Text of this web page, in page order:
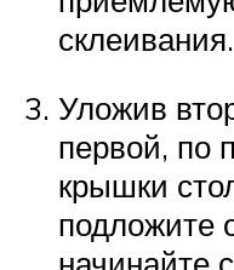
склеивания.
Уложив
первой, по
крышки
подложите